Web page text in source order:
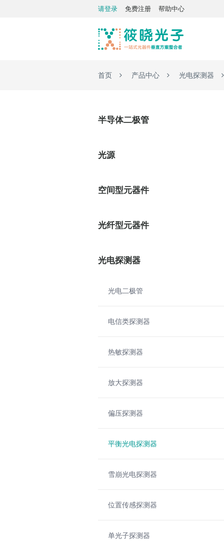
请登录 免费注册 帮助中心
首页 产品中心 光电探测器
半导体二极管
光源
空间型元器件
光纤型元器件
光电探测器
光电二极管
电信类探测器
热敏探测器
放大探测器
偏压探测器
平衡光电探测器
雪崩光电探测器
位置传感探测器
单光子探测器